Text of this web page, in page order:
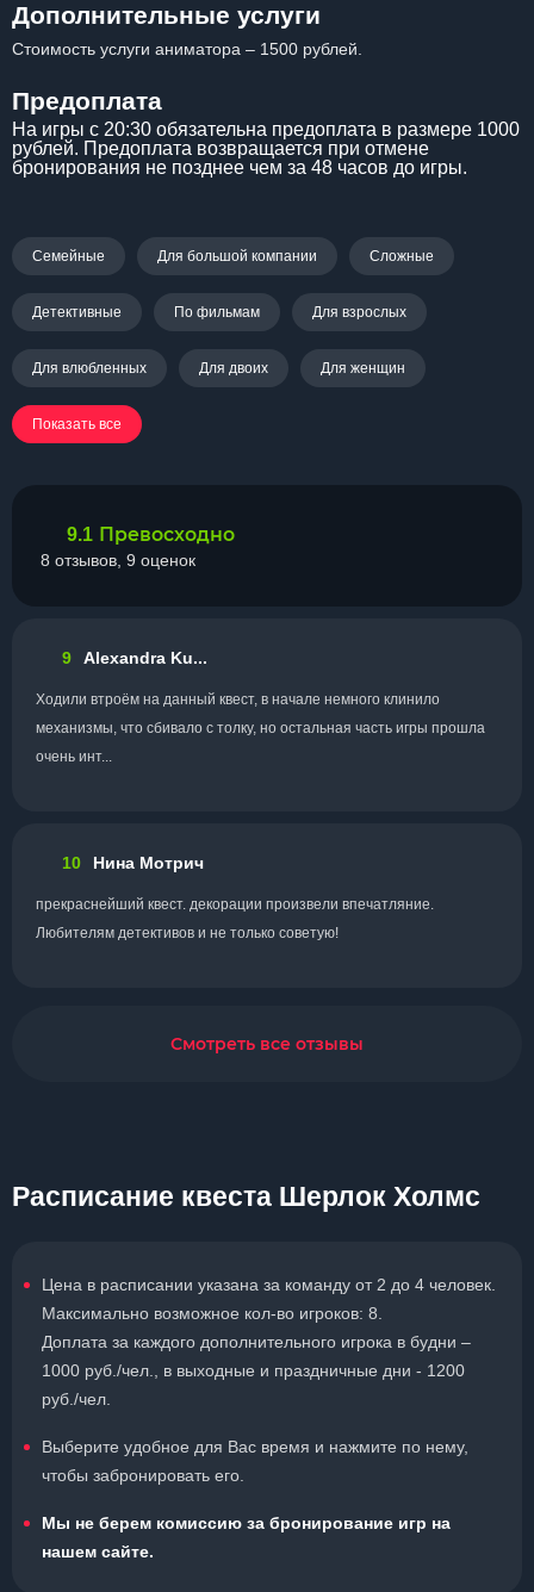
Дополнительные услуги
Стоимость услуги аниматора – 1500 рублей.
Предоплата
На игры с 20:30 обязательна предоплата в размере 1000
рублей. Предоплата возвращается при отмене
бронирования не позднее чем за 48 часов до игры.
Семейные Для большой компании Сложные
Детективные По фильмам Для взрослых
Для влюбленных Для двоих Для женщин
Показать все
9.1 Превосходно
8 отзывов, 9 оценок
9 Alexandra Ku...
Ходили втроём на данный квест, в начале немного клинило
механизмы, что сбивало с толку, но остальная часть игры прошла
очень инт...
10 Нина Мотрич
прекраснейший квест. декорации произвели впечатляние.
Любителям детективов и не только советую!
Смотреть все отзывы
Расписание квеста Шерлок Холмс
Цена в расписании указана за команду от 2 до 4 человек.
Максимально возможное кол-во игроков: 8.
Доплата за каждого дополнительного игрока в будни –
1000 руб./чел., в выходные и праздничные дни - 1200
руб./чел.
Выберите удобное для Вас время и нажмите по нему,
чтобы забронировать его.
Мы не берем комиссию за бронирование игр на
нашем сайте.